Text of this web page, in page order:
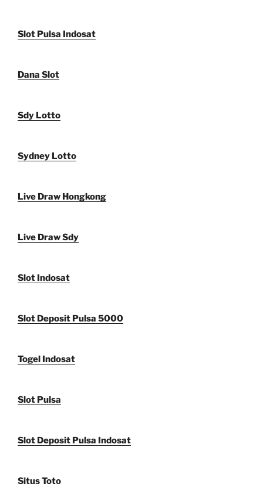
Slot Pulsa Indosat
Dana Slot
Sdy Lotto
Sydney Lotto
Live Draw Hongkong
Live Draw Sdy
Slot Indosat
Slot Deposit Pulsa 5000
Togel Indosat
Slot Pulsa
Slot Deposit Pulsa Indosat
Situs Toto